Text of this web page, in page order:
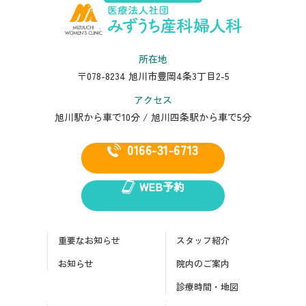
所在地
〒078-8234 旭川市豊岡4条3丁目2-5
アクセス
旭川駅から車で10分 / 旭川四条駅から車で5分
0166-31-6713
WEB予約
重要なお知らせ
お知らせ
スタッフ紹介
院内のご案内
診療時間・地図